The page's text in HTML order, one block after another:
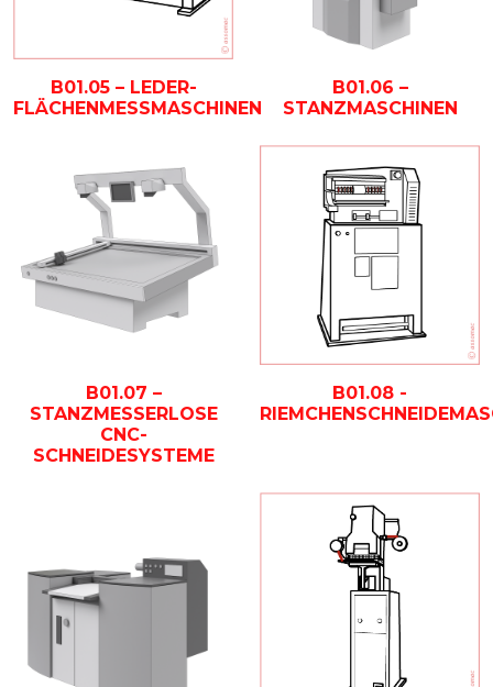
B01.05 – LEDER-
FLÄCHENMESSMASCHINEN
B01.06 –
STANZMASCHINEN
B01.07 –
STANZMESSERLOSE
CNC-
SCHNEIDESYSTEME
B01.08 -